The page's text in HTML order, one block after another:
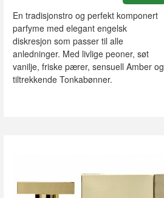
En tradisjonstro og perfekt komponert
parfyme med elegant engelsk
diskresjon som passer til alle
anledninger. Med livlige peoner, søt
vanilje, friske pærer, sensuell Amber og
tiltrekkende Tonkabønner.